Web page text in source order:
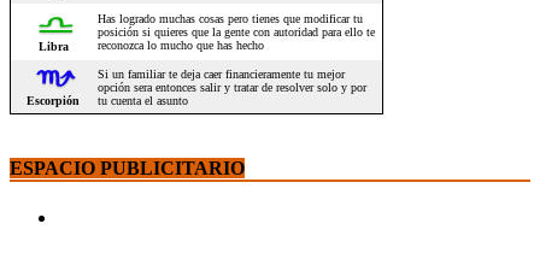
ESPACIO PUBLICITARIO